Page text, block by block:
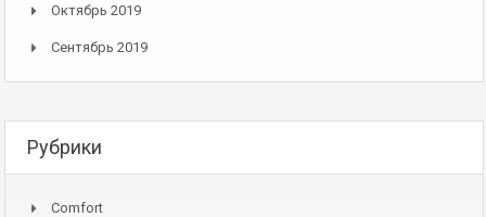
Октябрь 2019
Сентябрь 2019
Рубрики
Comfort